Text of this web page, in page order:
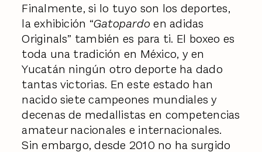
Finalmente, si lo tuyo son los deportes,
la exhibición “Gatopardo en adidas
Originals” también es para ti. El boxeo es
toda una tradición en México, y en
Yucatán ningún otro deporte ha dado
tantas victorias. En este estado han
nacido siete campeones mundiales y
decenas de medallistas en competencias
amateur nacionales e internacionales.
Sin embargo, desde 2010 no ha surgido